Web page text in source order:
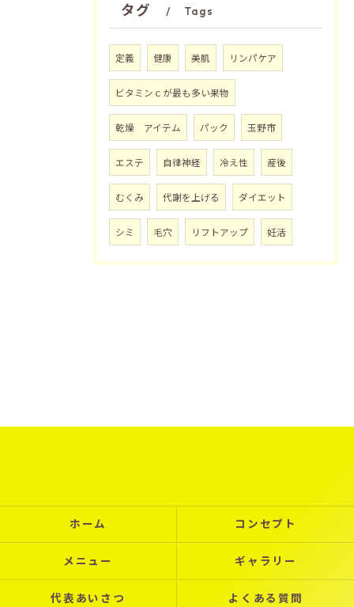
タグ Tags
定義 健康 美肌 リンパケア
ビタミンｃが最も多い果物
乾燥 アイテム パック 玉野市
エステ 自律神経 冷え性 産後
むくみ 代謝を上げる ダイエット
シミ 毛穴 リフトアップ 妊活
ホーム コンセプト
メニュー ギャラリー
代表あいさつ よくある質問